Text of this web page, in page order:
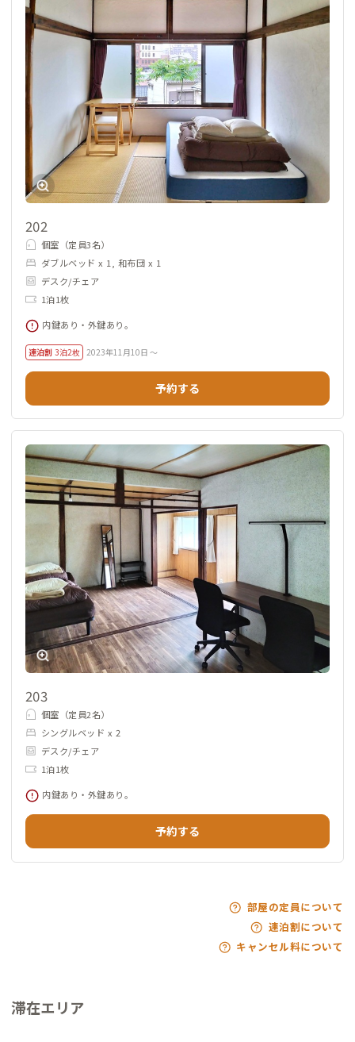
202
個室（定員3名）
ダブルベッド x 1, 和布団 x 1
デスク/チェア
1泊1枚
内鍵あり・外鍵あり。
連泊割 3泊2枚 2023年11月10日 ～
予約する
203
個室（定員2名）
シングルベッド x 2
デスク/チェア
1泊1枚
内鍵あり・外鍵あり。
予約する
部屋の定員について
連泊割について
キャンセル料について
滞在エリア